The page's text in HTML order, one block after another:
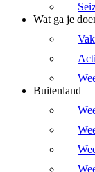
Wat ga je
Buitenland